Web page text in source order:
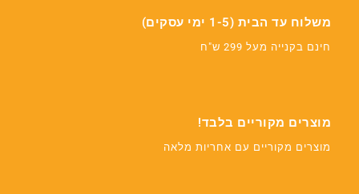
משלוח עד הבית (1-5 ימי עסקים)
חינם בקנייה מעל 299 ש"ח
מוצרים מקוריים בלבד!
מוצרים מקוריים עם אחריות מלאה